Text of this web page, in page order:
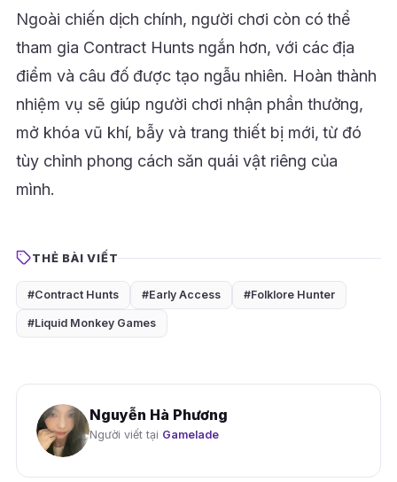
Ngoài chiến dịch chính, người chơi còn có thể
tham gia Contract Hunts ngắn hơn, với các địa
điểm và câu đố được tạo ngẫu nhiên. Hoàn thành
nhiệm vụ sẽ giúp người chơi nhận phần thưởng,
mở khóa vũ khí, bẫy và trang thiết bị mới, từ đó
tùy chỉnh phong cách săn quái vật riêng của
mình.
THẺ BÀI VIẾT
#Contract Hunts #Early Access #Folklore Hunter
#Liquid Monkey Games
Nguyễn Hà Phương
Người viết tại Gamelade